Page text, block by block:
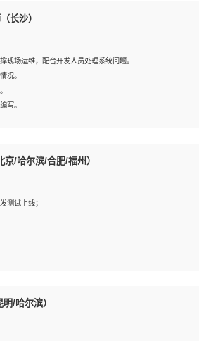
工作经验。
案,并推动方案执行达成结果；熟练使用PPT、
；
和技术信息；具有较强的文档编写能力，能独立撰写
时需携带个人制作的专业PPT文件进行展示。
长沙）
现场运维，配合开发人员处理系统问题。
况。
写。
库。
队合作精神和协作能力。
统维护经验。
/哈尔滨/合肥/福州）
测试上线；
行开发；
/哈尔滨）